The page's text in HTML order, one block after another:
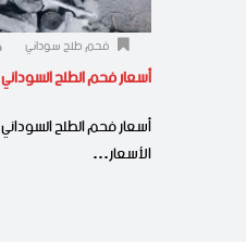
فحم طلح سوداني
أسعار فحم الطلح السوداني
الأسعار…